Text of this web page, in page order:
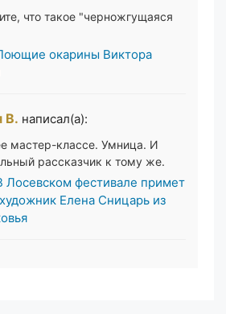
что такое "черножгущаяся
окарины Виктора
В. написал(а):
мастер-классе. Умница. И
рассказчик к тому же.
Лосевском фестивале примет
Елена Сницарь из